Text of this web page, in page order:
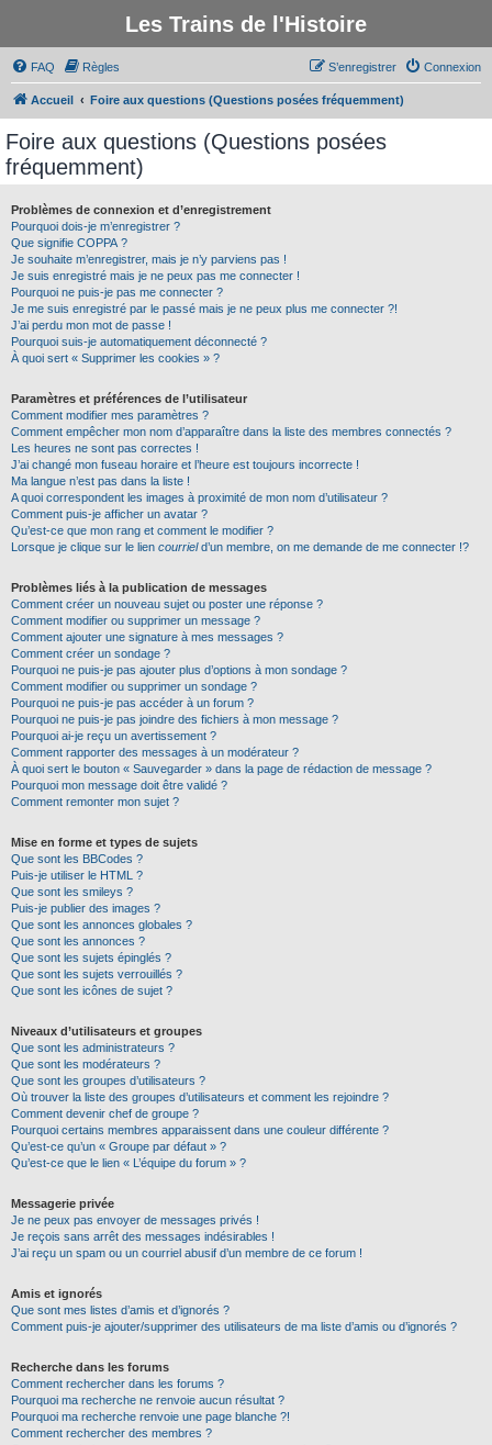
Les Trains de l'Histoire
FAQ Règles Connexion
S’enregistrer
Accueil Foire aux questions (Questions posées fréquemment)
Foire aux questions (Questions posées
fréquemment)
Problèmes de connexion et d’enregistrement
Pourquoi dois-je m’enregistrer ?
Que signifie COPPA ?
Je souhaite m’enregistrer, mais je n’y parviens pas !
Je suis enregistré mais je ne peux pas me connecter !
Pourquoi ne puis-je pas me connecter ?
Je me suis enregistré par le passé mais je ne peux plus me connecter ?!
J’ai perdu mon mot de passe !
Pourquoi suis-je automatiquement déconnecté ?
À quoi sert « Supprimer les cookies » ?
Paramètres et préférences de l’utilisateur
Comment modifier mes paramètres ?
Comment empêcher mon nom d’apparaître dans la liste des membres connectés ?
Les heures ne sont pas correctes !
J’ai changé mon fuseau horaire et l’heure est toujours incorrecte !
Ma langue n’est pas dans la liste !
A quoi correspondent les images à proximité de mon nom d’utilisateur ?
Comment puis-je afficher un avatar ?
Qu’est-ce que mon rang et comment le modifier ?
Lorsque je clique sur le lien courrield’un membre, on me demande de me connecter !?
Problèmes liés à la publication de messages
Comment créer un nouveau sujet ou poster une réponse ?
Comment modifier ou supprimer un message ?
Comment ajouter une signature à mes messages ?
Comment créer un sondage ?
Pourquoi ne puis-je pas ajouter plus d’options à mon sondage ?
Comment modifier ou supprimer un sondage ?
Pourquoi ne puis-je pas accéder à un forum ?
Pourquoi ne puis-je pas joindre des fichiers à mon message ?
Pourquoi ai-je reçu un avertissement ?
Comment rapporter des messages à un modérateur ?
À quoi sert le bouton « Sauvegarder » dans la page de rédaction de message ?
Pourquoi mon message doit être validé ?
Comment remonter mon sujet ?
Mise en forme et types de sujets
Que sont les BBCodes ?
Puis-je utiliser le HTML ?
Que sont les smileys ?
Puis-je publier des images ?
Que sont les annonces globales ?
Que sont les annonces ?
Que sont les sujets épinglés ?
Que sont les sujets verrouillés ?
Que sont les icônes de sujet ?
Niveaux d’utilisateurs et groupes
Que sont les administrateurs ?
Que sont les modérateurs ?
Que sont les groupes d’utilisateurs ?
Où trouver la liste des groupes d’utilisateurs et comment les rejoindre ?
Comment devenir chef de groupe ?
Pourquoi certains membres apparaissent dans une couleur différente ?
Qu’est-ce qu’un « Groupe par défaut » ?
Qu’est-ce que le lien « L’équipe du forum » ?
Messagerie privée
Je ne peux pas envoyer de messages privés !
Je reçois sans arrêt des messages indésirables !
J’ai reçu un spam ou un courriel abusif d’un membre de ce forum !
Amis et ignorés
Que sont mes listes d’amis et d’ignorés ?
Comment puis-je ajouter/supprimer des utilisateurs de ma liste d’amis ou d’ignorés ?
Recherche dans les forums
Comment rechercher dans les forums ?
Pourquoi ma recherche ne renvoie aucun résultat ?
Pourquoi ma recherche renvoie une page blanche ?!
Comment rechercher des membres ?